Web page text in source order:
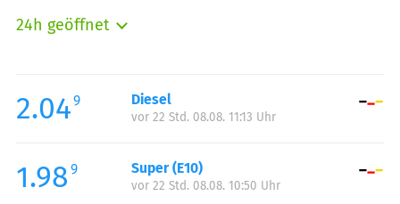
24h geöffnet
Mittwoch:
00:00-24:00
Donnerstag:
Samstag:
00:00-24:00
Sonntag:
2.049 Diesel
vor 22 Std. 08.08. 11:13 Uhr
1.98 9 Super (E10)
vor 22 Std. 08.08. 10:50 Uhr